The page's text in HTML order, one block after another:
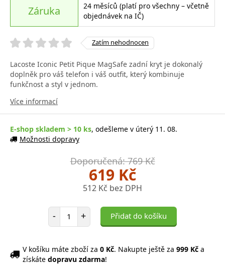
Záruka
24 měsíců (platí pro všechny – včetně
objednávek na IČ)
Zatím nehodnocen
Lacoste Iconic Petit Pique MagSafe zadní kryt je dokonalý
doplněk pro váš telefon i váš outfit, který kombinuje
funkčnost a styl v jednom.
Více informací
E-shop skladem > 10 ks, odešleme v úterý 11. 08.
Možnosti dopravy
Doporučená: 769 Kč
619 Kč
512 Kč bez DPH
- Počet položek
+ Přidat do košíku
V košíku máte zboží za 0 Kč. Nakupte ještě za 999 Kč a
získáte dopravu zdarma!